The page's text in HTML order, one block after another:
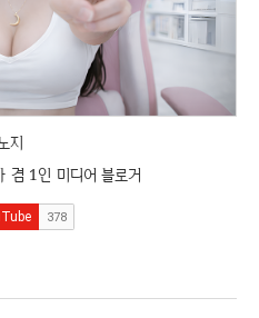
지
겸 1인 미디어 블로거